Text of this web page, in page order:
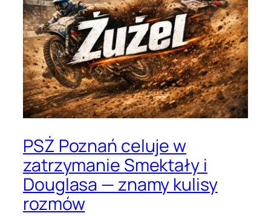
PSŻ Poznań celuje w
zatrzymanie Smektały i
Douglasa — znamy kulisy
rozmów